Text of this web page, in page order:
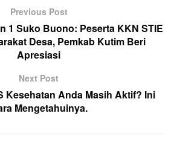
n
g
er
o
o
p
p
Previous Post
1 Suko Buono: Peserta KKN STIE
Desa, Pemkab Kutim Beri
Apresiasi
Next Post
Kesehatan Anda Masih Aktif? Ini
Mengetahuinya.